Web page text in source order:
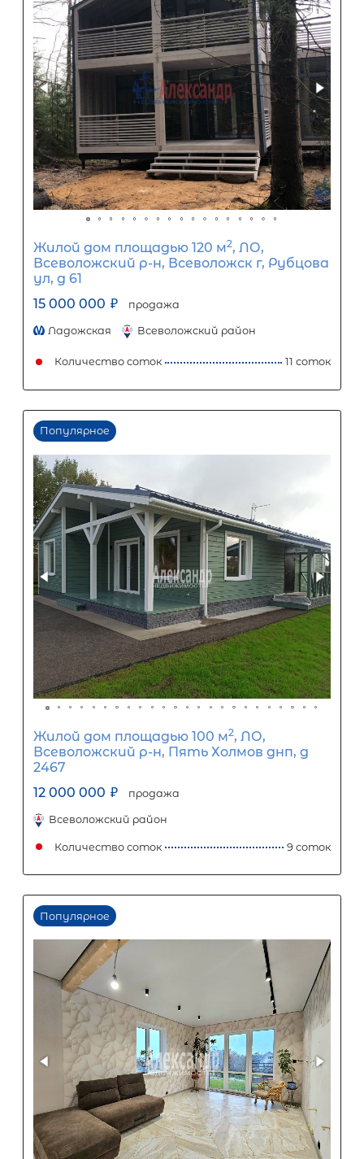
Первый взнос
60%
0 30 40 50 60 70 80
Срок кредита
15 лет
1 5 10 15 20 25
Процентная
ставка
1 5 10 15
Ежемесячный платеж
Размер кредита
5 560 000
Первый взнос
8 340 000 ₽
66 863
13 900 000
Задать вопрос Отправить заявку
ООО «АЛЕКСАНДР-НЕДВИЖИМОСТЬ» не является кредитной
организацией. Кредит предоставляется банками-
носит информационный характер и не является
об условиях кредитования обратитесь к менеджерам нашей
(Санкт-Петербург ул. Боткинская д. 15 тел. +7(812) 200-4000 )
Популярное